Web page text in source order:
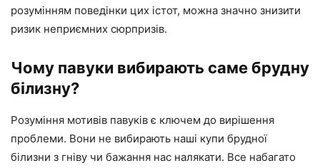
розумінням поведінки цих істот, можна значно знизити
ризик неприємних сюрпризів.
Чому павуки вибирають саме брудну
білизну?
Розуміння мотивів павуків є ключем до вирішення
проблеми. Вони не вибирають наші купи брудної
білизни з гніву чи бажання нас налякати. Все набагато